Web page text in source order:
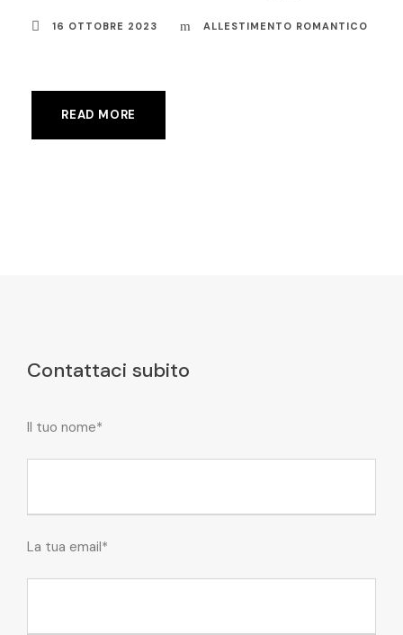
16 OTTOBRE 2023 ALLESTIMENTO ROMANTICO
READ MORE
Contattaci subito
Il tuo nome*
La tua email*